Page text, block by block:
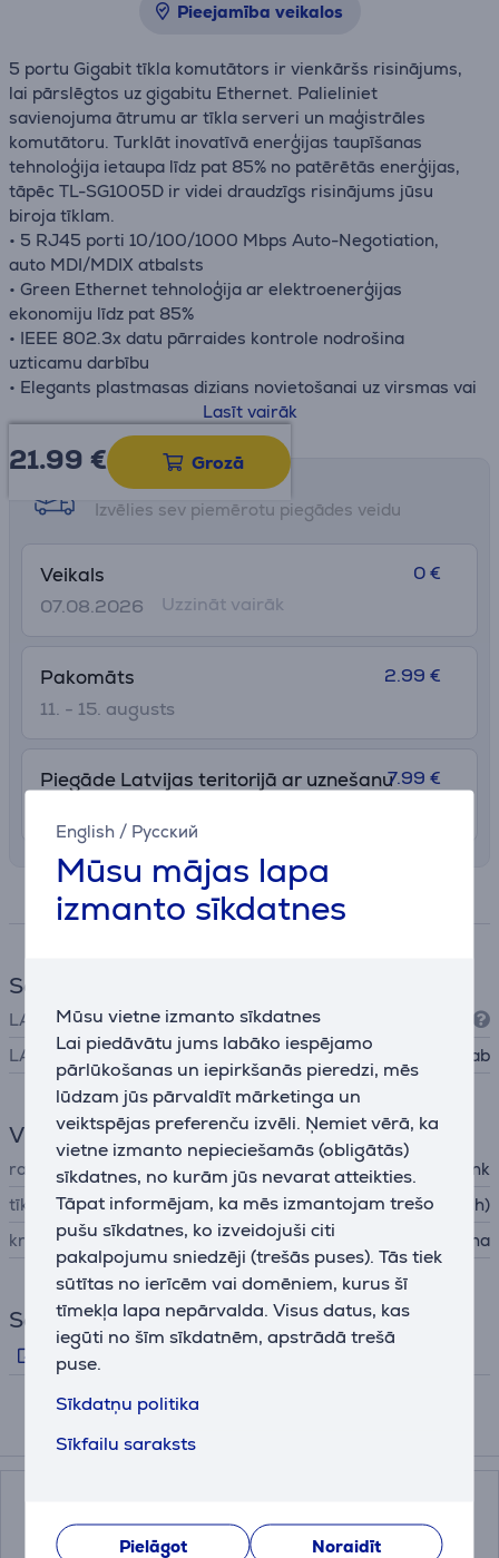
English / Русский
Mūsu mājas lapa
izmanto sīkdatnes
Mūsu vietne izmanto sīkdatnes
Lai piedāvātu jums labāko iespējamo
pārlūkošanas un iepirkšanās pieredzi, mēs
lūdzam jūs pārvaldīt mārketinga un
veiktspējas preferenču izvēli. Ņemiet vērā, ka
vietne izmanto nepieciešamās (obligātās)
sīkdatnes, no kurām jūs nevarat atteikties.
Tāpat informējam, ka mēs izmantojam trešo
pušu sīkdatnes, ko izveidojuši citi
pakalpojumu sniedzēji (trešās puses). Tās tiek
sūtītas no ierīcēm vai domēniem, kurus šī
tīmekļa lapa nepārvalda. Visus datus, kas
iegūti no šīm sīkdatnēm, apstrādā trešā
puse.
Sīkdatņu politika
Sīkfailu saraksts
Pielāgot
Noraidīt
Pieejamība veikalos
5 portu Gigabit tīkla komutātors ir vienkāršs risinājums,
lai pārslēgtos uz gigabitu Ethernet. Palieliniet
savienojuma ātrumu ar tīkla serveri un maģistrāles
komutātoru. Turklāt inovatīvā enerģijas taupīšanas
tehnoloģija ietaupa līdz pat 85% no patērētās enerģijas,
tāpēc TL-SG1005D ir videi draudzīgs risinājums jūsu
biroja tīklam.
• 5 RJ45 porti 10/100/1000 Mbps Auto-Negotiation,
auto MDI/MDIX atbalsts
• Green Ethernet tehnoloģija ar elektroenerģijas
ekonomiju līdz pat 85%
• IEEE 802.3x datu pārraides kontrole nodrošina
uzticamu darbību
• Elegants plastmasas dizians novietošanai uz virsmas vai
• Atbalsta Plug and Play, papildu konfigurācija nav
nepieciešama
Lasīt vairāk
21.99 € Grozā
Saņemšanas iespējas
Izvēlies sev piemērotu piegādes veidu
Veikals
07.08.2026
0 €
Uzzināt vairāk
Pakomāts
11. - 15. augusts
2.99 €
Piegāde Latvijas teritorijā ar uznešanu7.99 €
Specifikācija
Savienojumi
LAN (RJ45)
LAN (tīkla interfeis, RJ45)
5 gab
Vispārējais parametrs
ražotājs
TP-Link
tīkla ierīces veids
tīkla komutatori (switch)
krāsa
melna
Saites
Produkta apraksts ražotāja mājaslapā
Līdzīgas preces